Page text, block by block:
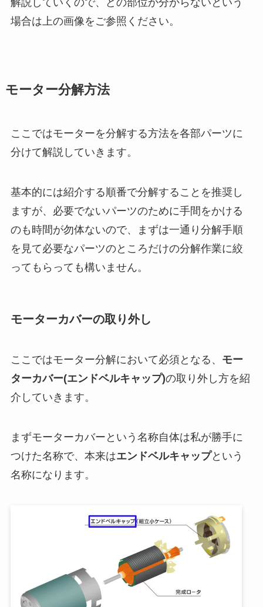
場合は上の画像をご参照ください。
モーター分解方法
ここではモーターを分解する方法を各部パーツに
分けて解説していきます。
基本的には紹介する順番で分解することを推奨し
ますが、必要でないパーツのために手間をかける
のも時間が勿体ないので、まずは一通り分解手順
を見て必要なパーツのところだけの分解作業に絞
ってもらっても構いません。
モーターカバーの取り外し
ここではモーター分解において必須となる、 モー
ターカバー(エンドベルキャップ)の取り外し方を紹
介していきます。
まずモーターカバーという名称自体は私が勝手に
つけた名称で、本来はエンドベルキャップという
名称になります。